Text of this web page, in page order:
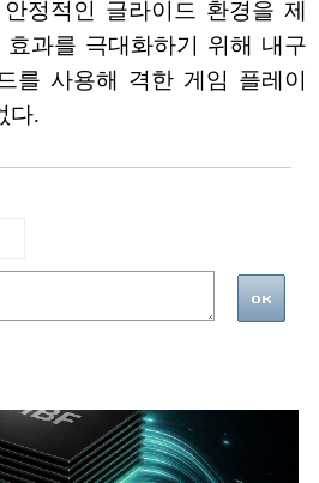
정적인 글라이드 환경을 제
과를 극대화하기 위해 내구
를 사용해 격한 게임 플레이
다.